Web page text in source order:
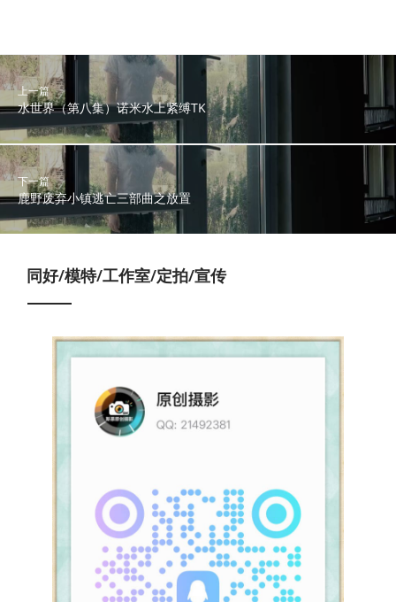
上一篇
水世界（第八集）诺米水上紧缚TK
下一篇
鹿野废弃小镇逃亡三部曲之放置
同好/模特/工作室/定拍/宣传